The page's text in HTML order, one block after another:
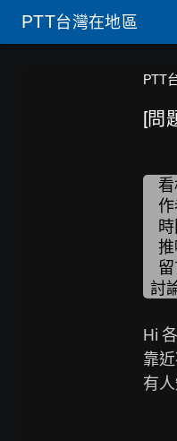
PTT台灣在地區
PTT
[問
討
Hi
靠
有